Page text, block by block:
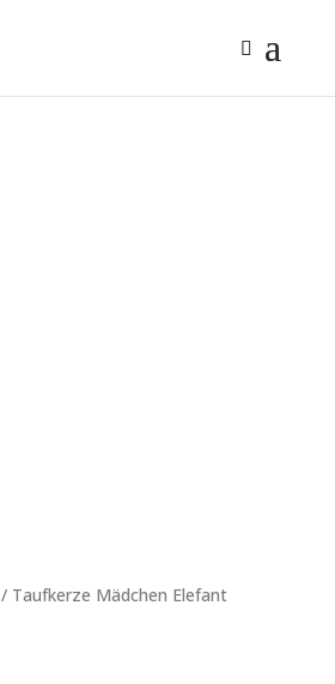
/ Taufkerze Mädchen Elefant